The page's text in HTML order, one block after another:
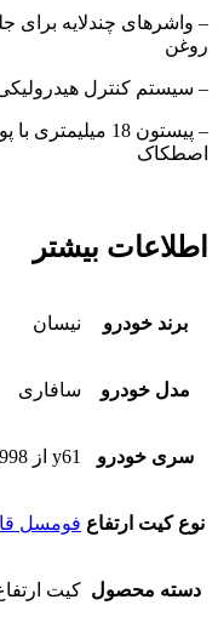
– واشرهای چندلایه برای
روغن
– سیستم کنترل
– پیستون 18
اصطکاک
اطلاعات بیشتر
برند خودرو نیسان
مدل خودرو سافاری
سری خودرو y61 از 1998 به بعد
نوع کیت ارتفاع فومسل
دسته محصول کیت